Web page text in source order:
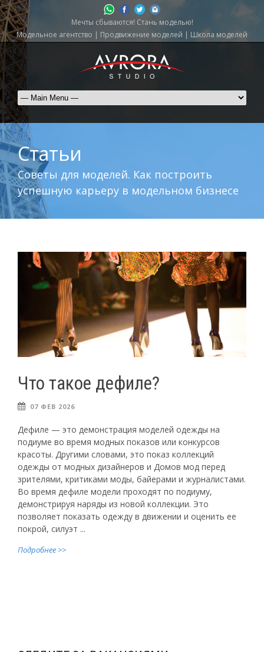
Мечты сбываются! Стань моделью!
Модельное агентство | Продвижение моделей | Школа моделей
Статьи
Советы для моделей. Как построить
успешную карьеру в модельном бизнесе
Что такое дефиле?
07 ФЕВ 2026
Дефиле — это демонстрация моделей одежды на
подиуме во время модных показов или конкурсов
красоты. Другими словами, это показ коллекций
одежды от модных дизайнеров и Домов мод перед
зрителями, критиками моды, байерами и журналистами.
Во время дефиле модели проходят по подиуму,
демонстрируя наряды из новой коллекции. Это
позволяет показать одежду в движении и оценить ее
покрой, силуэт ...
Подробнее >>